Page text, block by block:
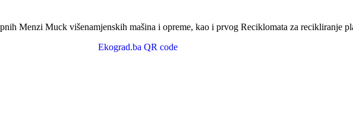
Menzi Muck višenamjenskih mašina i opreme, kao i prvog Reciklomata za recikliranje